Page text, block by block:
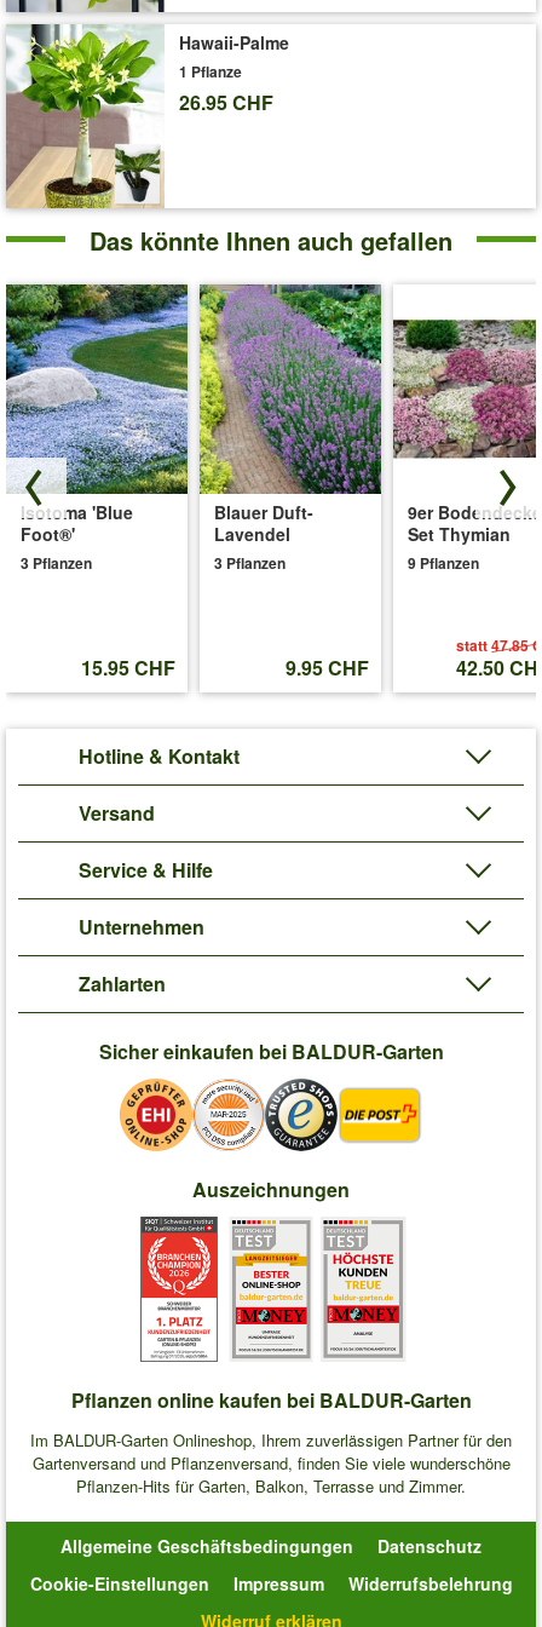
Hawaii-Palme
1 Pflanze
26.95 CHF
Das könnte Ihnen auch gefallen
Isotoma 'Blue
Foot®'
3 Pflanzen
15.95 CHF
Blauer Duft-
Lavendel
3 Pflanzen
9.95 CHF
9er
Set Thymian
9 Pflanzen
statt47.85
42.50
Hotline & Kontakt
Versand
Service & Hilfe
Unternehmen
Zahlarten
Sicher einkaufen bei BALDUR-Garten
Auszeichnungen
Pflanzen online kaufen bei BALDUR-Garten
Im BALDUR-Garten Onlineshop, Ihrem zuverlässigen Partner für den
Gartenversand und Pflanzenversand, finden Sie viele wunderschöne
Pflanzen-Hits für Garten, Balkon, Terrasse und Zimmer.
Allgemeine Geschäftsbedingungen
Datenschutz
Cookie-Einstellungen
Impressum
Widerrufsbelehrung
Widerruf erklären